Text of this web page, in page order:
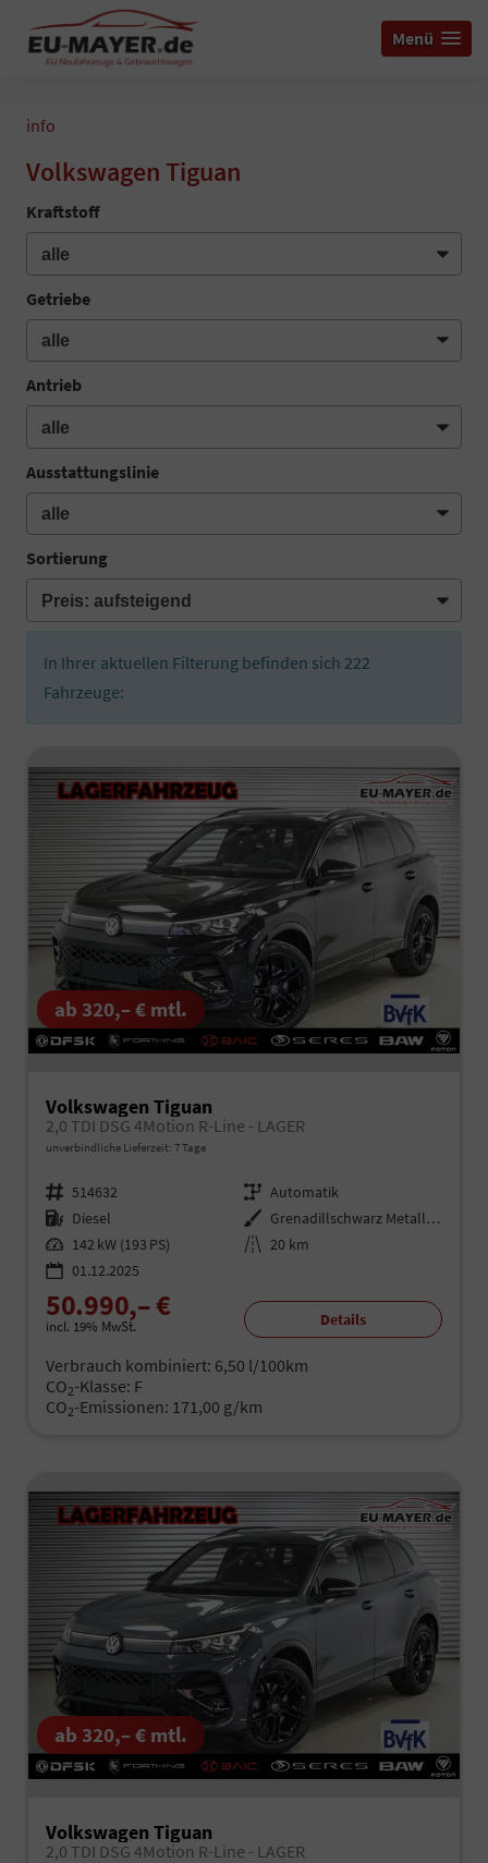
Menü
info
Volkswagen Tiguan
Kraftstoff
Getriebe
Antrieb
Ausstattungslinie
Sortierung
In Ihrer aktuellen Filterung befinden sich 222
Fahrzeuge:
ab 320,– € mtl.
Volkswagen Tiguan
2,0 TDI DSG 4Motion R-Line - LAGER
unverbindliche Lieferzeit: 7 Tage
Fahrzeugnr. 514632 Getriebe Automatik
Kraftstoff Diesel Außenfarbe
Grenadillschwarz Metallic (0E)
Leistung 142 kW (193 PS) Kilometerstand 20 km
01.12.2025
50.990,– €
incl. 19% MwSt. Details
Verbrauch kombiniert: 6,50 l/100km
CO2-Klasse: F
CO2-Emissionen: 171,00 g/km
ab 320,– € mtl.
Volkswagen Tiguan
2,0 TDI DSG 4Motion R-Line - LAGER